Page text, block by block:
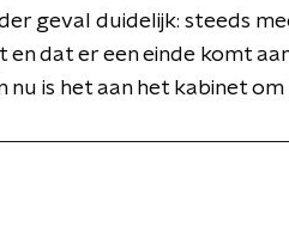
geval duidelijk: steeds
en dat er een einde komt
nu is het aan het kabinet